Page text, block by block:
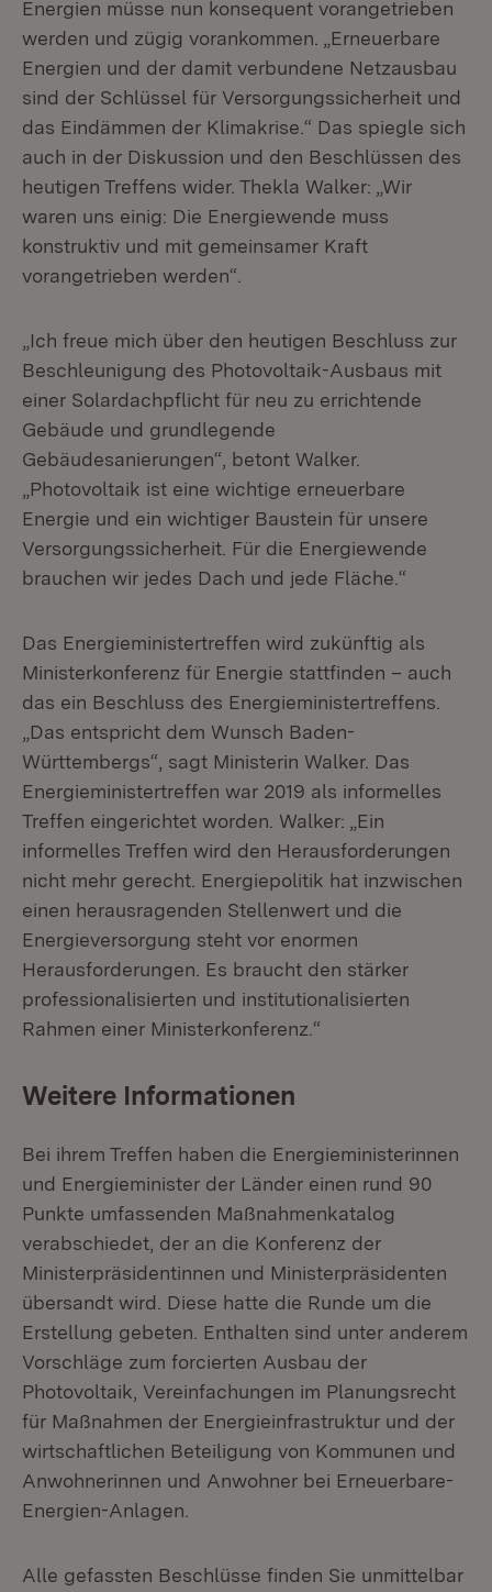
Energien müsse nun konsequent vorangetrieben
werden und zügig vorankommen. „Erneuerbare
Energien und der damit verbundene Netzausbau
sind der Schlüssel für Versorgungssicherheit und
das Eindämmen der Klimakrise.“ Das spiegle sich
auch in der Diskussion und den Beschlüssen des
heutigen Treffens wider. Thekla Walker: „Wir
waren uns einig: Die Energiewende muss
konstruktiv und mit gemeinsamer Kraft
vorangetrieben werden“.
„Ich freue mich über den heutigen Beschluss zur
Beschleunigung des Photovoltaik-Ausbaus mit
einer Solardachpflicht für neu zu errichtende
Gebäude und grundlegende
Gebäudesanierungen“, betont Walker.
„Photovoltaik ist eine wichtige erneuerbare
Energie und ein wichtiger Baustein für unsere
Versorgungssicherheit. Für die Energiewende
brauchen wir jedes Dach und jede Fläche.“
Das Energieministertreffen wird zukünftig als
Ministerkonferenz für Energie stattfinden – auch
das ein Beschluss des Energieministertreffens.
„Das entspricht dem Wunsch Baden-
Württembergs“, sagt Ministerin Walker. Das
Energieministertreffen war 2019 als informelles
Treffen eingerichtet worden. Walker: „Ein
informelles Treffen wird den Herausforderungen
nicht mehr gerecht. Energiepolitik hat inzwischen
einen herausragenden Stellenwert und die
Energieversorgung steht vor enormen
Herausforderungen. Es braucht den stärker
professionalisierten und institutionalisierten
Rahmen einer Ministerkonferenz.“
Weitere Informationen
Bei ihrem Treffen haben die Energieministerinnen
und Energieminister der Länder einen rund 90
Punkte umfassenden Maßnahmenkatalog
verabschiedet, der an die Konferenz der
Ministerpräsidentinnen und Ministerpräsidenten
übersandt wird. Diese hatte die Runde um die
Erstellung gebeten. Enthalten sind unter anderem
Vorschläge zum forcierten Ausbau der
Photovoltaik, Vereinfachungen im Planungsrecht
für Maßnahmen der Energieinfrastruktur und der
wirtschaftlichen Beteiligung von Kommunen und
Anwohnerinnen und Anwohner bei Erneuerbare-
Energien-Anlagen.
Alle gefassten Beschlüsse finden Sie unmittelbar